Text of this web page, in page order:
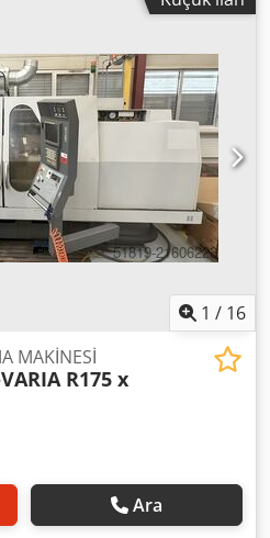
mm 0,001 -Z ekseninde mm
Taşlama taşı mesnedi ° +/-
° 90 döndürme Dsdpfspy A
motoru kW 11 Çalışma
toplam gücü kW 15 Lastik
kg cca 8000
1 / 16
MAKİNESİ
R175 x
Ara